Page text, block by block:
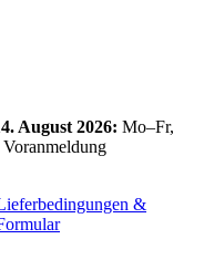
August 2026: Mo–Fr,
&